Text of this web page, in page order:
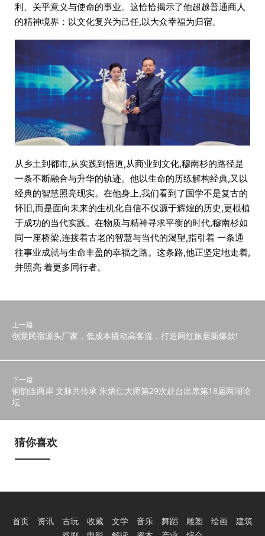
利、关乎意义与使命的事业。这恰恰揭示了他超越普通商人
的精神境界：以文化复兴为己任,以大众幸福为归宿。
从乡土到都市,从实践到悟道,从商业到文化,穆南杉的路径是
一条不断融合与升华的轨迹。他以生命的历练解构经典,又以
经典的智慧照亮现实。在他身上,我们看到了国学不是复古的
怀旧,而是面向未来的生机化自信不仅源于辉煌的历史,更根植
于成功的当代实践。在物质与精神寻求平衡的时代,穆南杉如
同一座桥梁,连接着古老的智慧与当代的渴望,指引着 一条通
往事业成就与生命丰盈的幸福之路。这条路,他正坚定地走着,
并照亮 着更多同行者。
上一篇
创意民宿源头厂家，低成本撬动高客流，打造网红旅居新爆款!
下一篇
铜韵连两岸 文脉共传承 朱炳仁大师第29次赴台出席第18届两湖论
坛
猜你喜欢
首页 资讯 古玩 收藏 文学 音乐 舞蹈 雕塑 绘画
建筑